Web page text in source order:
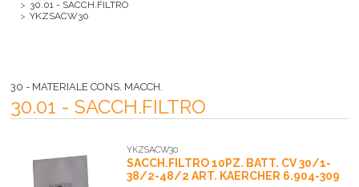
> 30.01 - SACCH.FILTRO
> YKZSACW30
30 - MATERIALE CONS. MACCH.
30.01 - SACCH.FILTRO
YKZSACW30
SACCH.FILTRO 10PZ. BATT. CV 30/1-
38/2-48/2 ART. KAERCHER 6.904-309